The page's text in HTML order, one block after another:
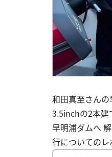
和田真至さん
3.5inchの2本建
早明浦ダムへ
行についての